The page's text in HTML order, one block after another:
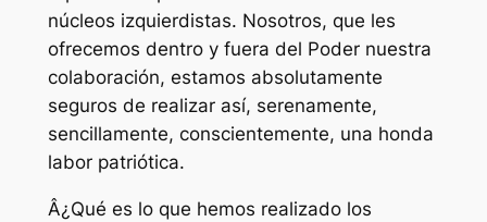
núcleos izquierdistas. Nosotros, que les
ofrecemos dentro y fuera del Poder nuestra
colaboración, estamos absolutamente
seguros de realizar así, serenamente,
sencillamente, conscientemente, una honda
labor patriótica.
Â¿Qué es lo que hemos realizado los